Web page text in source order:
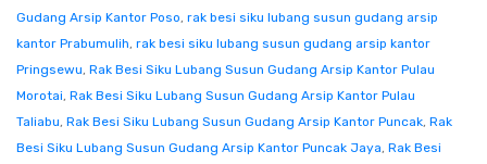
Gudang Arsip Kantor Poso, rak besi siku lubang susun gudang arsip
kantor Prabumulih, rak besi siku lubang susun gudang arsip kantor
Pringsewu, Rak Besi Siku Lubang Susun Gudang Arsip Kantor Pulau
Morotai, Rak Besi Siku Lubang Susun Gudang Arsip Kantor Pulau
Taliabu, Rak Besi Siku Lubang Susun Gudang Arsip Kantor Puncak, Rak
Besi Siku Lubang Susun Gudang Arsip Kantor Puncak Jaya, Rak Besi